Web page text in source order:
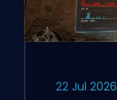
22 Jul 2026